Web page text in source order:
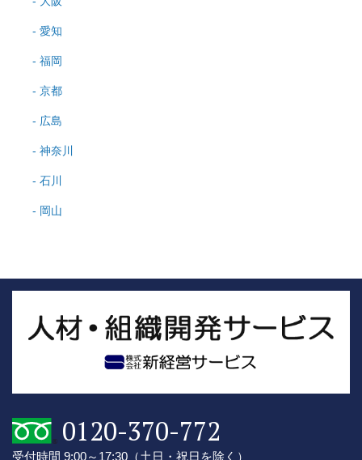
愛知
福岡
京都
広島
神奈川
石川
岡山
0120-370-772
受付時間 9:00～17:30 （土日・祝日を除く）